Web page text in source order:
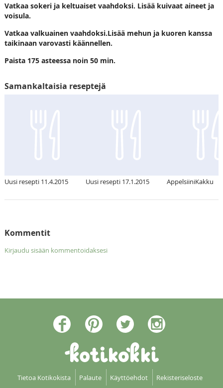
Vatkaa sokeri ja keltuaiset vaahdoksi. Lisää kuivaat aineet ja
voisula.
Vatkaa valkuainen vaahdoksi.Lisää mehun ja kuoren kanssa
taikinaan varovasti käännellen.
Paista 175 asteessa noin 50 min.
Samankaltaisia reseptejä
Uusi resepti 11.4.2015 Uusi resepti 17.1.2015 AppelsiiniKakku
Kommentit
Kirjaudu sisään kommentoidaksesi
Tietoa Kotikokista Palaute Käyttöehdot Rekisteriseloste